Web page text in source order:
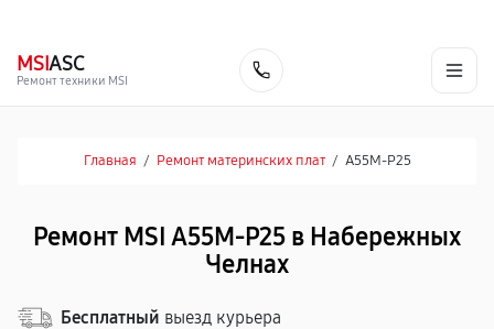
MSIASC
Ремонт техники MSI
Главная / Ремонт материнских плат / A55M-P25
Ремонт MSI A55M-P25 в Набережных
Челнах
Бесплатный выезд курьера